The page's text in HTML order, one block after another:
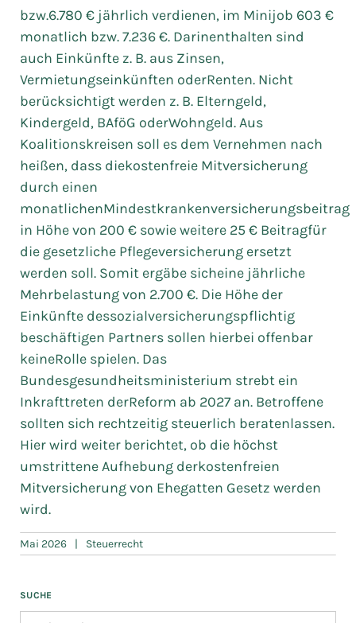
bzw.6.780 € jährlich verdienen, im Minijob 603 €
monatlich bzw. 7.236 €. Darinenthalten sind
auch Einkünfte z. B. aus Zinsen,
Vermietungseinkünften oderRenten. Nicht
berücksichtigt werden z. B. Elterngeld,
Kindergeld, BAföG oderWohngeld. Aus
Koalitionskreisen soll es dem Vernehmen nach
heißen, dass diekostenfreie Mitversicherung
durch einen
monatlichenMindestkrankenversicherungsbeitrag
in Höhe von 200 € sowie weitere 25 € Beitragfür
die gesetzliche Pflegeversicherung ersetzt
werden soll. Somit ergäbe sicheine jährliche
Mehrbelastung von 2.700 €. Die Höhe der
Einkünfte dessozialversicherungspflichtig
beschäftigen Partners sollen hierbei offenbar
keineRolle spielen. Das
Bundesgesundheitsministerium strebt ein
Inkrafttreten derReform ab 2027 an. Betroffene
sollten sich rechtzeitig steuerlich beratenlassen.
Hier wird weiter berichtet, ob die höchst
umstrittene Aufhebung derkostenfreien
Mitversicherung von Ehegatten Gesetz werden
wird.
Mai 2026 | Steuerrecht
SUCHE